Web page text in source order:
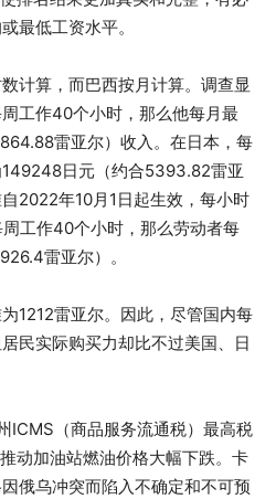
最低工资水平。
计算，而巴西按月计算。调查显
工作40个小时，那么他每月最
雷亚尔）收入。在日本，每
日元（约合5393.82雷亚
2022年10月1日起生效，每小时
工作40个小时，那么劳动者每
雷亚尔）。
1212雷亚尔。因此，尽管国内每
民实际购买力却比不过美国、日
ICMS（商品服务流通税）最高税
动加油站燃油价格大幅下跌。卡
俄乌冲突而陷入不确定和不可预